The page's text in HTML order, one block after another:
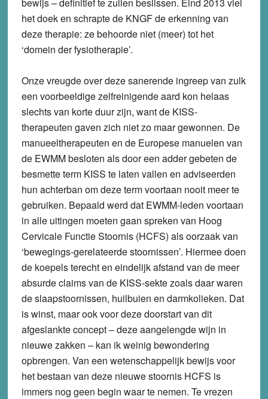
het doek en schrapte de KNGF de erkenning van
deze therapie: ze behoorde niet (meer) tot het
‘domein der fysiotherapie’.
Onze vreugde over deze sanerende ingreep van zulk
een voorbeeldige zelfreinigende aard kon helaas
slechts van korte duur zijn, want de KISS-
therapeuten gaven zich niet zo maar gewonnen. De
manueeltherapeuten en de Europese manuelen van
de EWMM besloten als door een adder gebeten de
besmette term KISS te laten vallen en adviseerden
hun achterban om deze term voortaan nooit meer te
gebruiken. Bepaald werd dat EWMM-leden voortaan
in alle uitingen moeten gaan spreken van Hoog
Cervicale Functie Stoornis (HCFS) als oorzaak van
‘bewegings-gerelateerde stoornissen’. Hiermee doen
de koepels terecht en eindelijk afstand van de meer
absurde claims van de KISS-sekte zoals daar waren
de slaapstoornissen, huilbuien en darmkolieken. Dat
is winst, maar ook voor deze doorstart van dit
afgeslankte concept – deze aangelengde wijn in
nieuwe zakken – kan ik weinig bewondering
opbrengen. Van een wetenschappelijk bewijs voor
het bestaan van deze nieuwe stoornis HCFS is
immers nog geen begin waar te nemen. Te vrezen